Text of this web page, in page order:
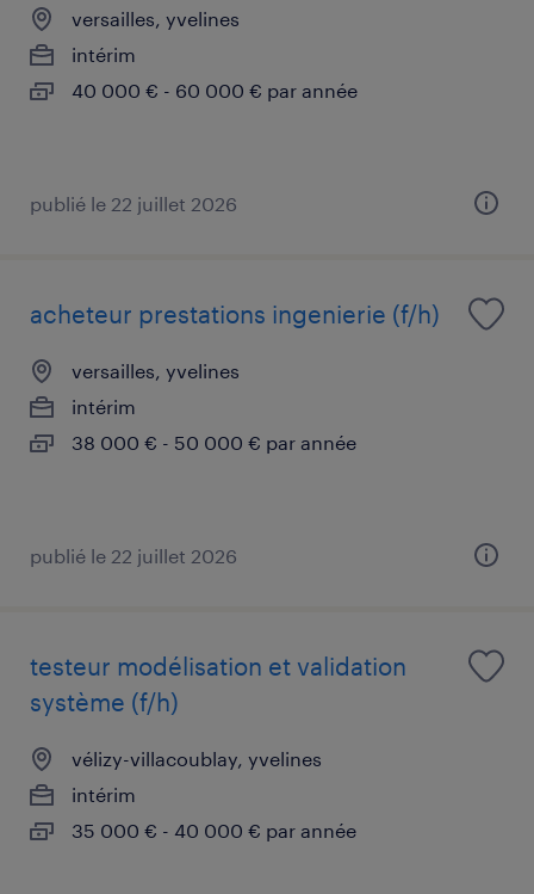
versailles, yvelines
intérim
40 000 € - 60 000 € par année
publié le 22 juillet 2026
acheteur prestations ingenierie (f/h)
versailles, yvelines
intérim
38 000 € - 50 000 € par année
publié le 22 juillet 2026
testeur modélisation et validation
système (f/h)
vélizy-villacoublay, yvelines
intérim
35 000 € - 40 000 € par année